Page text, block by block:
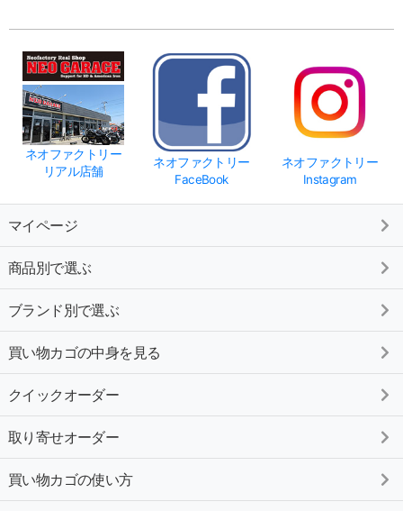
ネオファクトリー
リアル店舗
ネオファクトリー
FaceBook
ネオファクトリー
Instagram
マイページ
商品別で選ぶ
ブランド別で選ぶ
買い物カゴの中身を見る
クイックオーダー
取り寄せオーダー
買い物カゴの使い方